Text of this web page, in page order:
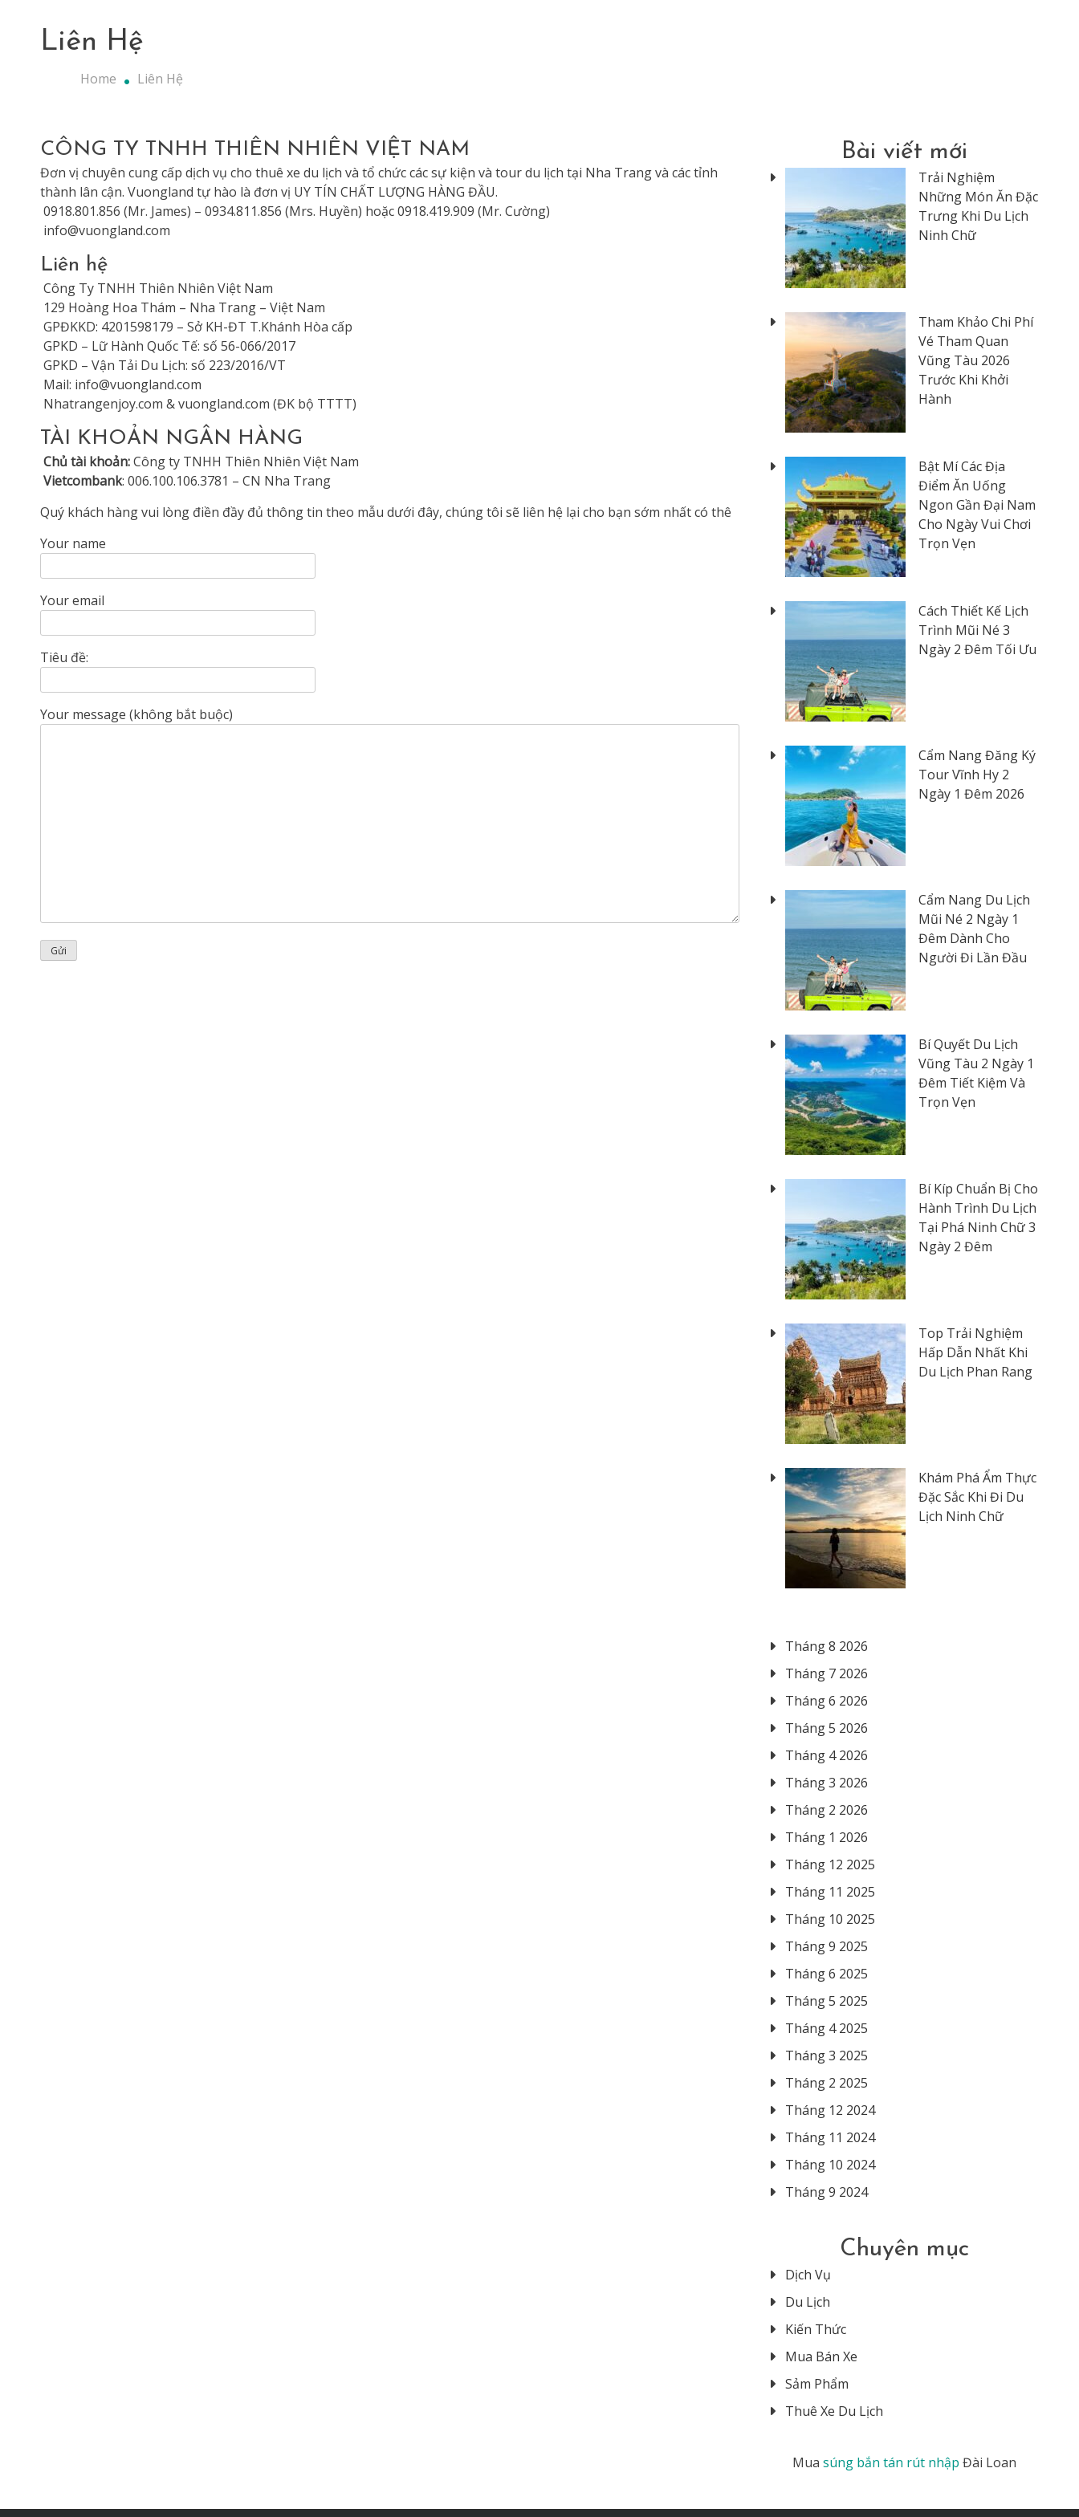
Liên Hệ
Home Liên Hệ
CÔNG TY TNHH THIÊN NHIÊN VIỆT NAM
Đơn vị chuyên cung cấp dịch vụ cho thuê xe du lịch và tổ chức các sự kiện và tour du lịch tại Nha Trang và các tỉnh
thành lân cận. Vuongland tự hào là đơn vị UY TÍN CHẤT LƯỢNG HÀNG ĐẦU.
0918.801.856 (Mr. James) – 0934.811.856 (Mrs. Huyền) hoặc 0918.419.909 (Mr. Cường)
info@vuongland.com
Liên hệ
Công Ty TNHH Thiên Nhiên Việt Nam
129 Hoàng Hoa Thám – Nha Trang – Việt Nam
GPĐKKD: 4201598179 – Sở KH-ĐT T.Khánh Hòa cấp
GPKD – Lữ Hành Quốc Tế: số 56-066/2017
GPKD – Vận Tải Du Lịch: số 223/2016/VT
Mail: info@vuongland.com
Nhatrangenjoy.com & vuongland.com (ĐK bộ TTTT)
TÀI KHOẢN NGÂN HÀNG
Chủ tài khoản:Công ty TNHH Thiên Nhiên Việt Nam
Vietcombank: 006.100.106.3781 – CN Nha Trang
Quý khách hàng vui lòng điền đầy đủ thông tin theo mẫu dưới đây, chúng tôi sẽ liên hệ lại cho bạn sớm nhất có thê
Your name
Your email
Tiêu đề:
Your message (không bắt buộc)
Bài viết mới
Trải Nghiệm
Những Món Ăn Đặc
Trưng Khi Du Lịch
Ninh Chữ
Tham Khảo Chi Phí
Vé Tham Quan
Vũng Tàu 2026
Trước Khi Khởi
Hành
Bật Mí Các Địa
Điểm Ăn Uống
Ngon Gần Đại Nam
Cho Ngày Vui Chơi
Trọn Vẹn
Cách Thiết Kế Lịch
Trình Mũi Né 3
Ngày 2 Đêm Tối Ưu
Cẩm Nang Đăng Ký
Tour Vĩnh Hy 2
Ngày 1 Đêm 2026
Cẩm Nang Du Lịch
Mũi Né 2 Ngày 1
Đêm Dành Cho
Người Đi Lần Đầu
Bí Quyết Du Lịch
Vũng Tàu 2 Ngày 1
Đêm Tiết Kiệm Và
Trọn Vẹn
Bí Kíp Chuẩn Bị Cho
Hành Trình Du Lịch
Tại Phá Ninh Chữ 3
Ngày 2 Đêm
Top Trải Nghiệm
Hấp Dẫn Nhất Khi
Du Lịch Phan Rang
Khám Phá Ẩm Thực
Đặc Sắc Khi Đi Du
Lịch Ninh Chữ
Tháng 8 2026
Tháng 7 2026
Tháng 6 2026
Tháng 5 2026
Tháng 4 2026
Tháng 3 2026
Tháng 2 2026
Tháng 1 2026
Tháng 12 2025
Tháng 11 2025
Tháng 10 2025
Tháng 9 2025
Tháng 6 2025
Tháng 5 2025
Tháng 4 2025
Tháng 3 2025
Tháng 2 2025
Tháng 12 2024
Tháng 11 2024
Tháng 10 2024
Tháng 9 2024
Chuyên mục
Dịch Vụ
Du Lịch
Kiến Thức
Mua Bán Xe
Sảm Phẩm
Thuê Xe Du Lịch
Mua súng bắn tán rút nhập Đài Loan